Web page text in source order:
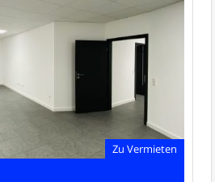
Zu Vermieten